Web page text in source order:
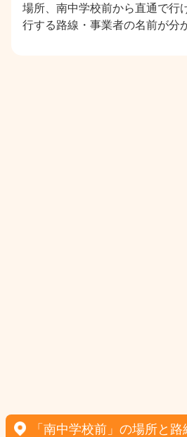
場所、南中学校前から直通で行
行する路線・事業者の名前が分
「南中学校前」の場所と路